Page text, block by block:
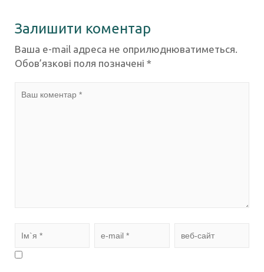
Залишити коментар
Ваша e-mail адреса не оприлюднюватиметься.
Обов’язкові поля позначені *